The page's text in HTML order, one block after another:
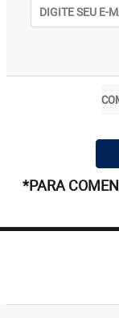
*PARA